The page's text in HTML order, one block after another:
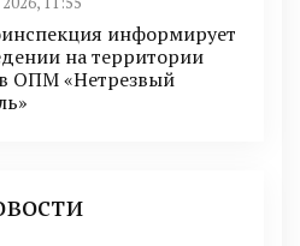
информирует
на территории
ОПМ «Нетрезвый